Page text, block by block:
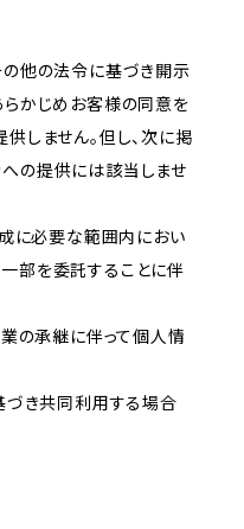
の他の法令に基づき開示
らかじめお客様の同意を
しません。但し、次に掲
の提供には該当しませ
成に必要な範囲内におい
部を委託することに伴
業の承継に伴って個人情
づき共同利用する場合